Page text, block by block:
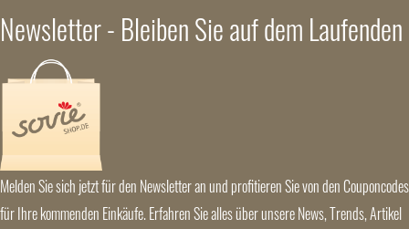
Newsletter - Bleiben Sie auf dem Laufenden
Melden Sie sich jetzt für den Newsletter an und profitieren Sie von den Couponcodes
für Ihre kommenden Einkäufe. Erfahren Sie alles über unsere News, Trends, Artikel